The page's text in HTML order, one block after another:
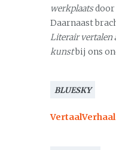
werkplaatsdoor
Daarnaast
Literair vertalen
kunstbij ons
BLUESKY